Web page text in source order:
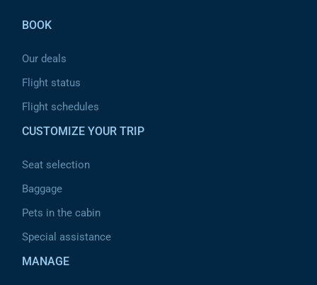
BOOK
Our deals
Flight status
Flight schedules
CUSTOMIZE YOUR TRIP
Seat selection
Baggage
Pets in the cabin
Special assistance
MANAGE